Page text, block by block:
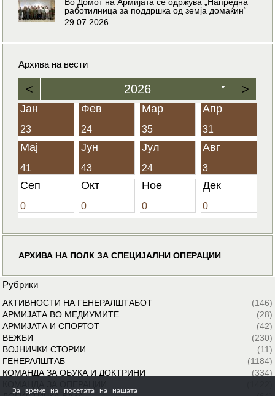
работилница за поддршка од земја домаќин“
29.07.2026
Архива на вести
< 2026 ▼ >
Јан
23
Фев
24
Мар
35
Апр
31
Мај
41
Јун
43
Јул
24
Авг
3
Сеп
0
Окт
0
Ное
0
Дек
0
АРХИВА НА ПОЛК ЗА СПЕЦИЈАЛНИ ОПЕРАЦИИ
Рубрики
АКТИВНОСТИ НА ГЕНЕРАЛШТАБОТ
(146)
АРМИЈАТА ВО МЕДИУМИТЕ
(28)
АРМИЈАТА И СПОРТОТ
(42)
ВЕЖБИ
(230)
ВОЈНИЧКИ СТОРИИ
(11)
ГЕНЕРАЛШТАБ
(1184)
КОМАНДА ЗА ОБУКА И ДОКТРИНИ
(334)
За време на посетата на нашата